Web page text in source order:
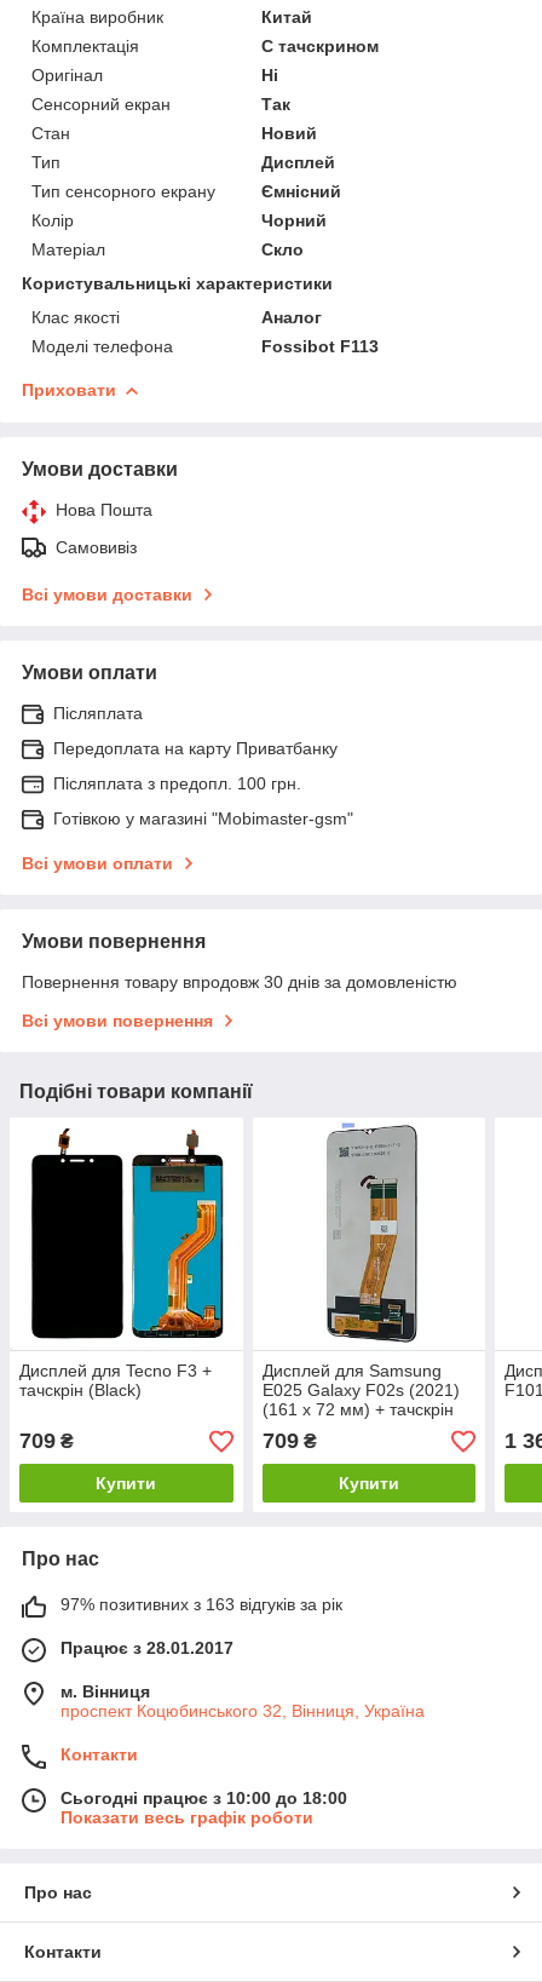
Країна виробник
Китай
Комплектація
С тачскрином
Оригінал
Ні
Сенсорний екран
Так
Стан
Новий
Тип
Дисплей
Тип сенсорного екрану
Ємнісний
Колір
Чорний
Матеріал
Скло
Користувальницькі характеристики
Клас якості
Аналог
Моделі телефона
Fossibot F113
Приховати
Умови доставки
Нова Пошта
Самовивіз
Всі умови доставки
Умови оплати
Післяплата
Передоплата на карту Приватбанку
Післяплата з предопл. 100 грн.
Готівкою у магазині "Mobimaster-gsm"
Всі умови оплати
Умови повернення
Повернення товару впродовж 30 днів за домовленістю
Всі умови повернення
Подібні товари компанії
Дисплей для Tecno F3 +
тачскрін (Black)
709 ₴
Купити
Дисплей для Samsung
E025 Galaxy F02s (2021)
(161 x 72 мм) + тачскрін
(Black)
709₴
Купити
1
Про нас
97% позитивних з 163 відгуків за рік
Працює з 28.01.2017
м. Вінниця
проспект Коцюбинського 32, Вінниця, Україна
Контакти
Сьогодні працює з 10:00 до 18:00
Показати весь графік роботи
Про нас
Контакти